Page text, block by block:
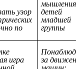
узор
по
детей
младшей
группы
игра
за